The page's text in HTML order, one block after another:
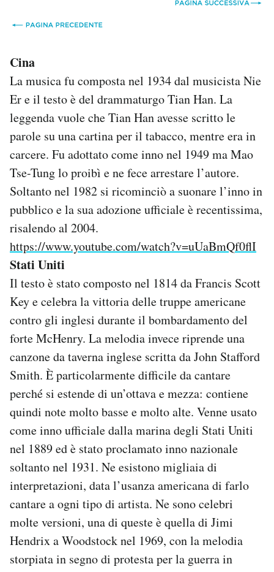
Cina
La musica fu composta nel 1934 dal musicista Nie
Er e il testo è del drammaturgo Tian Han. La
leggenda vuole che Tian Han avesse scritto le
parole su una cartina per il tabacco, mentre era in
carcere. Fu adottato come inno nel 1949 ma Mao
Tse-Tung lo proibì e ne fece arrestare l’autore.
Soltanto nel 1982 si ricominciò a suonare l’inno in
pubblico e la sua adozione ufficiale è recentissima,
risalendo al 2004.
https://www.youtube.com/watch?v=uUaBmQf0flI
Stati Uniti
Il testo è stato composto nel 1814 da Francis Scott
Key e celebra la vittoria delle truppe americane
contro gli inglesi durante il bombardamento del
forte McHenry. La melodia invece riprende una
canzone da taverna inglese scritta da John Stafford
Smith. È particolarmente difficile da cantare
perché si estende di un’ottava e mezza: contiene
quindi note molto basse e molto alte. Venne usato
come inno ufficiale dalla marina degli Stati Uniti
nel 1889 ed è stato proclamato inno nazionale
soltanto nel 1931. Ne esistono migliaia di
interpretazioni, data l’usanza americana di farlo
cantare a ogni tipo di artista. Ne sono celebri
molte versioni, una di queste è quella di Jimi
Hendrix a Woodstock nel 1969, con la melodia
storpiata in segno di protesta per la guerra in